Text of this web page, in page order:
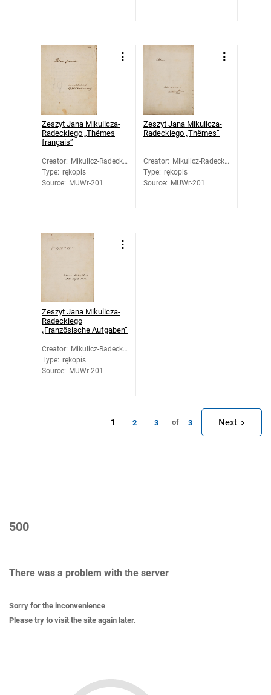
Zeszyt Jana Mikulicza-
Radeckiego „Thêmes
français”
Creator: Mikulicz-Radecki,
Jan
Type: rękopis
Source: MUWr-201
Zeszyt Jana Mikulicza-
Radeckiego „Thêmes”
Creator: Mikulicz-Radecki,
Jan
Type: rękopis
Source: MUWr-201
Zeszyt Jana Mikulicza-
Radeckiego
„Französische Aufgaben”
Creator: Mikulicz-Radecki,
Jan
Type: rękopis
Source: MUWr-201
1 2 3 of 3 Next
500
There was a problem with the server
Sorry for the inconvenience
Please try to visit the site again later.